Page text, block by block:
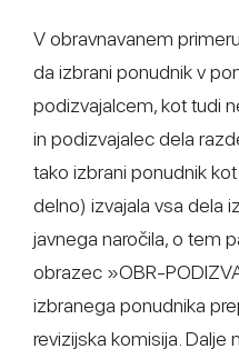
V obravnavanem
da izbrani ponudnik v
podizvajalcem, kot tudi
in podizvajalec dela
tako izbrani ponudnik
delno) izvajala vsa dela
javnega naročila, o tem
obrazec »OBR-
izbranega ponudnika
revizijska komisija. Dalje